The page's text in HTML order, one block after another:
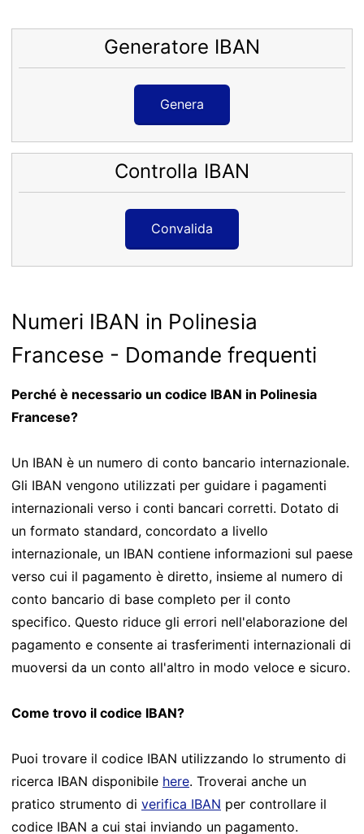
Generatore IBAN
Genera
Controlla IBAN
Convalida
Numeri IBAN in Polinesia
Francese - Domande frequenti
Perché è necessario un codice IBAN in Polinesia
Francese?
Un IBAN è un numero di conto bancario internazionale.
Gli IBAN vengono utilizzati per guidare i pagamenti
internazionali verso i conti bancari corretti. Dotato di
un formato standard, concordato a livello
internazionale, un IBAN contiene informazioni sul paese
verso cui il pagamento è diretto, insieme al numero di
conto bancario di base completo per il conto
specifico. Questo riduce gli errori nell'elaborazione del
pagamento e consente ai trasferimenti internazionali di
muoversi da un conto all'altro in modo veloce e sicuro.
Come trovo il codice IBAN?
Puoi trovare il codice IBAN utilizzando lo strumento di
ricerca IBAN disponibile here. Troverai anche un
pratico strumento di verifica IBAN per controllare il
codice IBAN a cui stai inviando un pagamento.